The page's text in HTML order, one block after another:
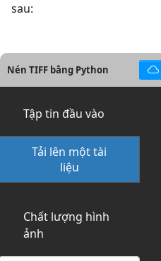
sau:
Nén TIFF bằng Python
Tập tin đầu vào
Tải lên một tài
liệu
Chất lượng hình
ảnh